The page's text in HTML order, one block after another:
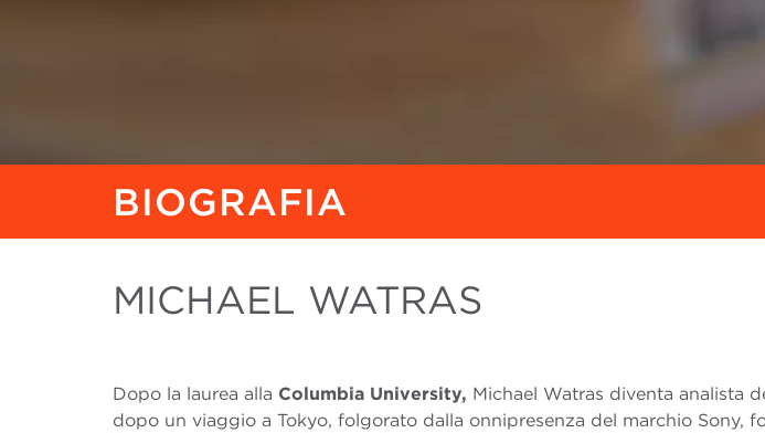
BIOGRAFIA
MICHAEL WATRAS
Dopo la laurea alla Columbia University, Michael Watras diventa analista
dopo un viaggio a Tokyo, folgorato dalla onnipresenza del marchio Sony,